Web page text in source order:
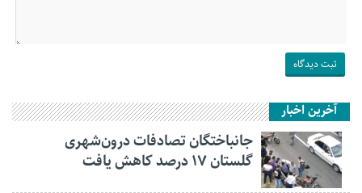
آخرین اخبار
جانباختگان تصادفات درون‌شهری
گلستان ۱۷ درصد کاهش یافت